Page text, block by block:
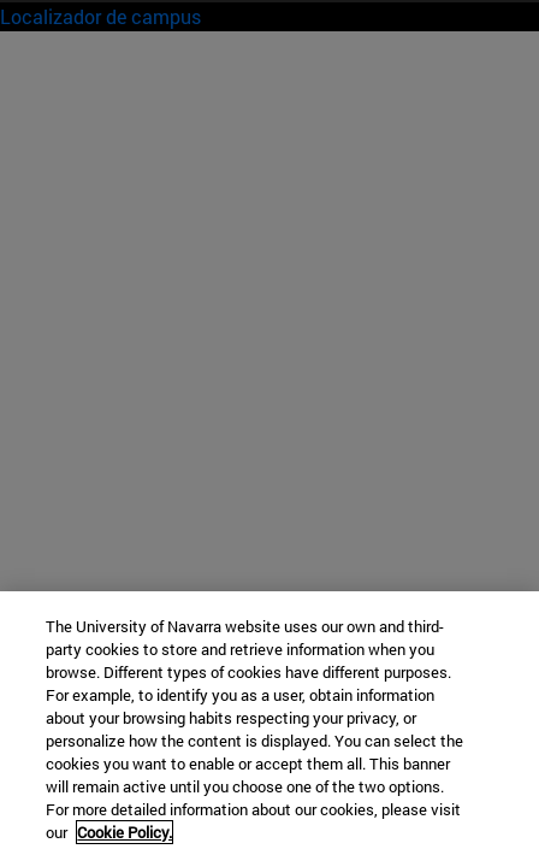
Localizador de campus
The University of Navarra website uses our own and third-
party cookies to store and retrieve information when you
browse. Different types of cookies have different purposes.
For example, to identify you as a user, obtain information
about your browsing habits respecting your privacy, or
personalize how the content is displayed. You can select the
cookies you want to enable or accept them all. This banner
will remain active until you choose one of the two options.
For more detailed information about our cookies, please visit
our Cookie Policy.